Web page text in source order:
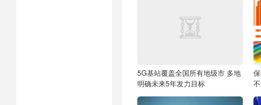
5G基站覆盖全国所有地级市 多地
明确未来5年发力目标